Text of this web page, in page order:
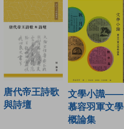
唐代帝王詩歌
與詩壇
文學小識——
慕容羽軍文學
概論集